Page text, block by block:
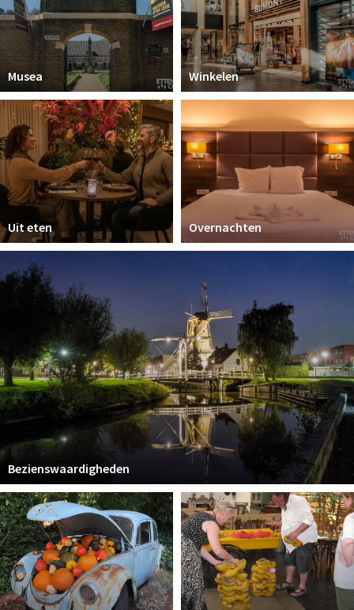
Musea Winkelen
Uit eten Overnachten
Bezienswaardigheden